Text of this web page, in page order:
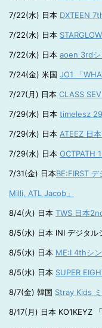
7/22(水) 日本 DXTEEN
7/22(水) 日本
7/22(水) 日本 aoen 3rdシ
7/24(金) 米国 JO1 「
7/27(月) 日本 CLASS
7/29(水) 日本 timelesz
7/29(水) 日本 ATEEZ 日
7/29(水) 日本 OCTPATH
7/31(金) 日本BE:FIRST
Milli, ATL Jacob」
8/4(火) 日本 TWS 日本
8/5(水) 日本 INI デジタル
8/5(水) 日本 ME:I 4thシン
8/5(水) 日本 SUPER
8/7(金) 韓国 Stray Kids
8/17(月) 日本 KO1KEYZ